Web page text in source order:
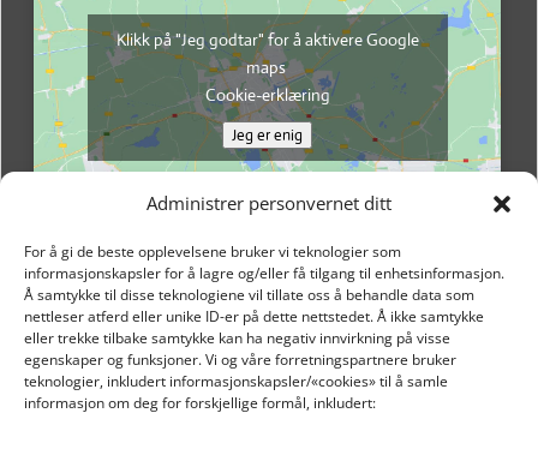
Administrer personvernet ditt
For å gi de beste opplevelsene bruker vi teknologier som
informasjonskapsler for å lagre og/eller få tilgang til enhetsinformasjon.
Å samtykke til disse teknologiene vil tillate oss å behandle data som
nettleser atferd eller unike ID-er på dette nettstedet. Å ikke samtykke
eller trekke tilbake samtykke kan ha negativ innvirkning på visse
egenskaper og funksjoner. Vi og våre forretningspartnere bruker
teknologier, inkludert informasjonskapsler/«cookies» til å samle
informasjon om deg for forskjellige formål, inkludert:
Klikk på "Jeg godtar" for å aktivere Google
maps
Cookie-erklæring
Jeg er enig